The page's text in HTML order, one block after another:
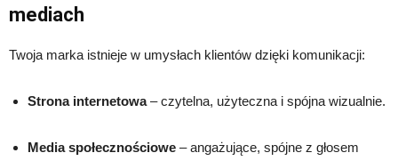
mediach
Twoja marka istnieje w umysłach klientów dzięki komunikacji:
Strona internetowa– czytelna, użyteczna i spójna wizualnie.
Media społecznościowe – angażujące, spójne z głosem